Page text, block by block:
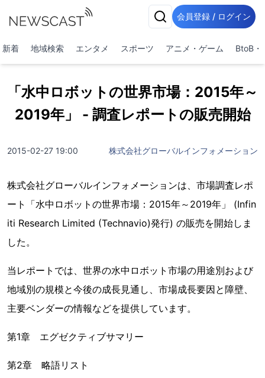
会員登録 / ログイン
新着 地域検索 エンタメ スポーツ アニメ・ゲーム BtoB・
「水中ロボットの世界市場：2015年～
2019年」 - 調査レポートの販売開始
2015-02-27 19:00 株式会社グローバルインフォメーション
株式会社グローバルインフォメーションは、市場調査レポ
ート「水中ロボットの世界市場：2015年～2019年」 (Infin
iti Research Limited (Technavio)発行) の販売を開始しま
した。
当レポートでは、世界の水中ロボット市場の用途別および
地域別の規模と今後の成長見通し、市場成長要因と障壁、
主要ベンダーの情報などを提供しています。
第1章 エグゼクティブサマリー
第2章 略語リスト